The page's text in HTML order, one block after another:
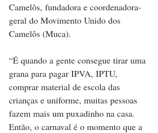
Camelôs, fundadora e coordenadora-
geral do Movimento Unido dos
Camelôs (Muca).
“É quando a gente consegue tirar uma
grana para pagar IPVA, IPTU,
comprar material de escola das
crianças e uniforme, muitas pessoas
fazem mais um puxadinho na casa.
Então, o carnaval é o momento que a